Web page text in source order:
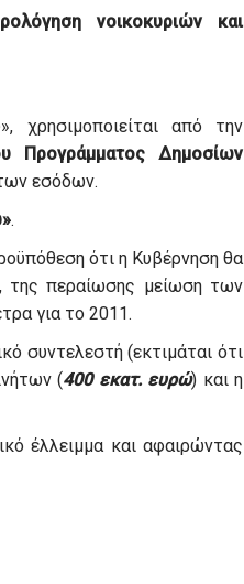
νοικοκυριών και
χρησιμοποιείται από την
Προγράμματος Δημοσίων
εσόδων.
.
ότι η Κυβέρνηση θα
της περαίωσης μείωση των
για το 2011.
συντελεστή (εκτιμάται ότι
(400 εκατ. ευρώ) και η
έλλειμμα και αφαιρώντας